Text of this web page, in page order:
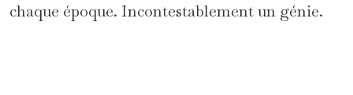
chaque époque. Incontestablement un génie.